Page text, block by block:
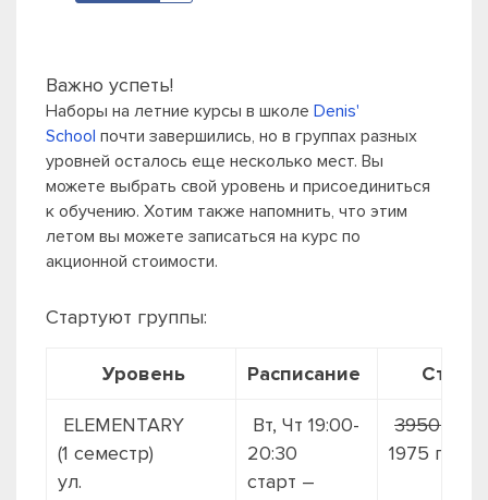
Важно успеть!
Наборы на летние курсы в школе Denis'
School почти завершились, но в группах разных
уровней осталось еще несколько мест. Вы
можете выбрать свой уровень и присоединиться
к обучению. Хотим также напомнить, что этим
летом вы можете записаться на курс по
акционной стоимости.
Стартуют группы:
Уровень Расписание
ELEMENTARY
(1 семестр)
ул.
Вт, Чт 19:00-
20:30
старт –
3950 грн.
1975 грн./